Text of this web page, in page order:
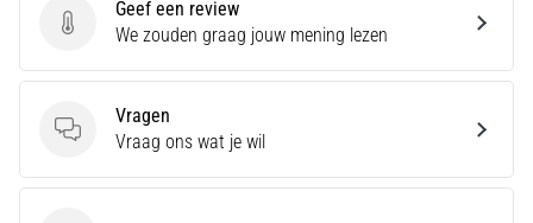
artikelen
Geef een review
Geef een review
We zouden graag jouw mening lezen
Vragen
Vragen
Vraag ons wat je wil